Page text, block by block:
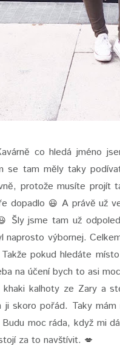
co hledá jméno
se tam měly taky
protože musíte projít
dopadlo 😃 A právě už
Šly jsme tam už
naprosto výbornej.
pokud hledáte
na účení bych to asi
kalhoty ze Zary a
ji skoro pořád. Taky
moc ráda, když mi
za to navštívit. 💋